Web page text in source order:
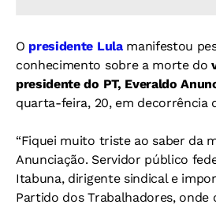
O presidente Lulamanifestou
conhecimento sobre a morte do
presidente do PT, Everaldo
quarta-feira, 20, em decorrência
“Fiquei muito triste ao saber da
Anunciação. Servidor público
Itabuna, dirigente sindical e
Partido dos Trabalhadores, onde